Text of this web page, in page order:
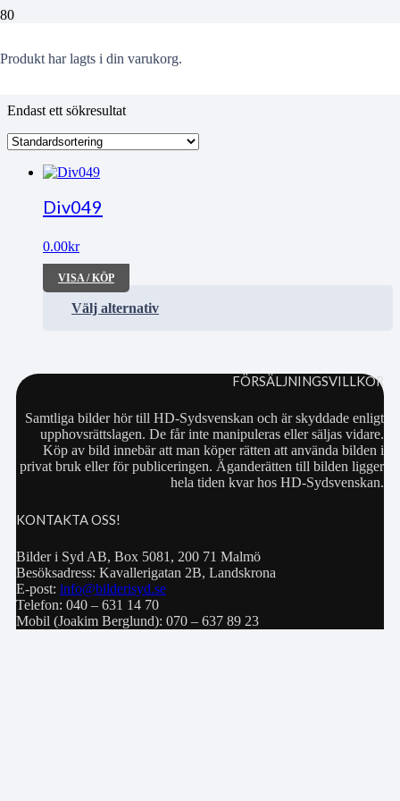
Produkt har lagts i din varukorg.
Armstrong
Endast ett sökresultat
Div049
0.00kr
VISA / KÖP
Välj alternativ
FÖRSÄLJNINGSVILLKOR
Samtliga bilder hör till HD-Sydsvenskan och är skyddade enligt
upphovsrättslagen. De får inte manipuleras eller säljas vidare.
Köp av bild innebär att man köper rätten att använda bilden i
privat bruk eller för publiceringen. Äganderätten till bilden ligger
hela tiden kvar hos HD-Sydsvenskan.
KONTAKTA OSS!
Bilder i Syd AB, Box 5081, 200 71 Malmö
Besöksadress: Kavallerigatan 2B, Landskrona
E-post: info@bilderisyd.se
Telefon: 040 – 631 14 70
Mobil (Joakim Berglund): 070 – 637 89 23